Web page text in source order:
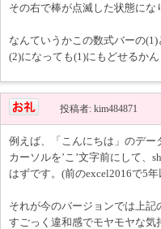
その右で棒が点滅した状態にな
なんていうかこの数式バーの(1)
(2)になっても(1)にもどせるか
投稿者: kim484871
例えば、「こんにちは」のデー
カーソルを’こ’文字前にして
はずです。(前のexcel2016で5
それが今のバージョンでは上
すごっく違和感でモヤモヤな